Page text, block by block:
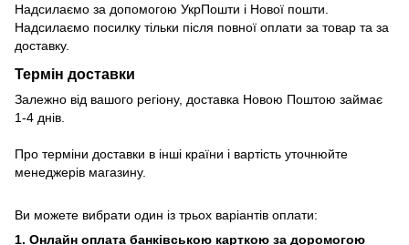
Надсилаємо за допомогою УкрПошти і Нової пошти.
Надсилаємо посилку тільки після повної оплати за товар та за
доставку.
Термін доставки
Залежно від вашого регіону, доставка Новою Поштою займає
1-4 днів.
Про терміни доставки в інші країни і вартість уточнюйте
менеджерів магазину.
Ви можете вибрати один із трьох варіантів оплати:
1. Онлайн оплата банківською карткою за доромогою